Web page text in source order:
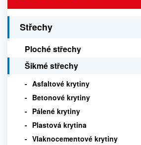
Střechy
Ploché střechy
Šikmé střechy
Asfaltové krytiny
Betonové krytiny
Pálené krytiny
Plastová krytina
Vlaknocementové krytiny